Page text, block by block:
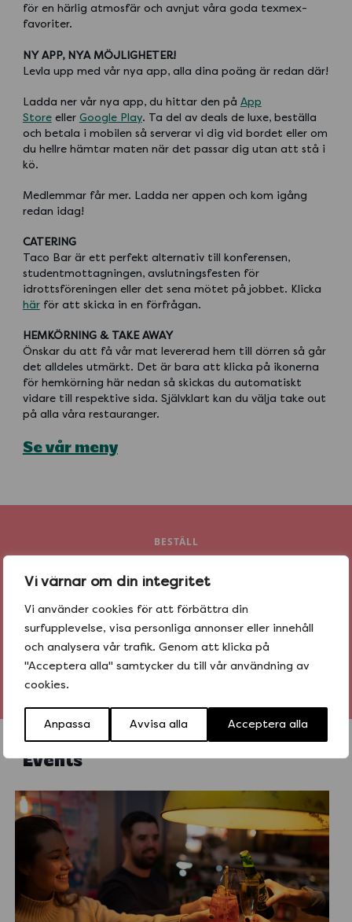
Vi värnar om din integritet
Vi använder cookies för att förbättra din
surfupplevelse, visa personliga annonser eller innehåll
och analysera vår trafik. Genom att klicka på
"Acceptera alla" samtycker du till vår användning av
cookies.
Anpassa Avvisa alla Acceptera alla
för en härlig atmosfär och avnjut våra goda texmex-
favoriter.
NY APP, NYA MÖJLIGHETER!
Levla upp med vår nya app, alla dina poäng är redan där!
Ladda ner vår nya app, du hittar den på App
Storeeller Google Play. Ta del av deals de luxe, beställa
och betala i mobilen så serverar vi dig vid bordet eller om
du hellre hämtar maten när det passar dig utan att stå i
kö.
Medlemmar får mer. Ladda ner appen och kom igång
redan idag!
CATERING
Taco Bar är ett perfekt alternativ till konferensen,
studentmottagningen, avslutningsfesten för
idrottsföreningen eller det sena mötet på jobbet. Klicka
härför att skicka in en förfrågan.
HEMKÖRNING & TAKE AWAY
Önskar du att få vår mat levererad hem till dörren så går
det alldeles utmärkt. Det är bara att klicka på ikonerna
för hemkörning här nedan så skickas du automatiskt
vidare till respektive sida. Självklart kan du välja take out
på alla våra restauranger.
Se vår meny
BESTÄLL
Events